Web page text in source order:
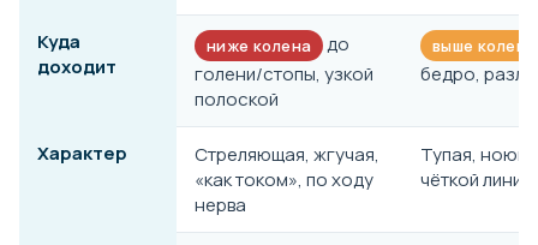
Куда
доходит
ниже колена
до
голени/стопы, узкой
полоской
выше колена
бедро,
Характер
Стреляющая, жгучая,
«как током», по ходу
нерва
Тупая,
чёткой линии